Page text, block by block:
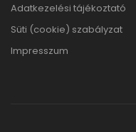
Adatkezelési tájékoztató
Süti (cookie) szabályzat
Impresszum